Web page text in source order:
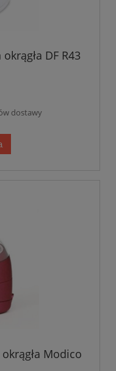
DF R43
dostawy
Modico